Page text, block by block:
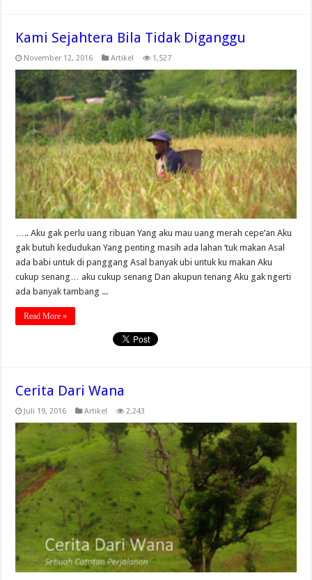
Kami Sejahtera Bila Tidak Diganggu
November 12, 2016 Artikel 1,527
….. Aku gak perlu uang ribuan Yang aku mau uang merah cepe’an Aku
gak butuh kedudukan Yang penting masih ada lahan ‘tuk makan Asal
ada babi untuk di panggang Asal banyak ubi untuk ku makan Aku
cukup senang… aku cukup senang Dan akupun tenang Aku gak ngerti
ada banyak tambang ...
Read More »
Cerita Dari Wana
Juli 19, 2016 Artikel 2,243